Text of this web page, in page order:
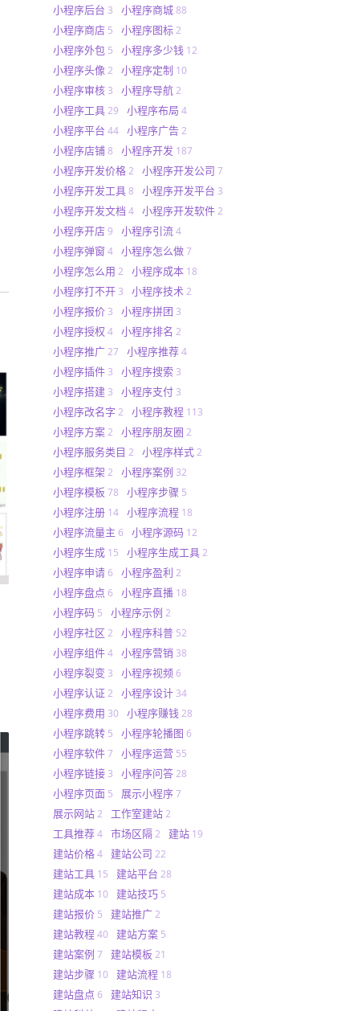
小程序后台 3 小程序商城 88
小程序商店 5 小程序图标 2
小程序外包 5 小程序多少钱 12
小程序头像 2 小程序定制 10
小程序审核 3 小程序导航 2
小程序工具 29 小程序布局 4
小程序平台 44 小程序广告 2
小程序店铺 8 小程序开发 187
小程序开发价格 2 小程序开发公司 7
小程序开发工具 8 小程序开发平台 3
小程序开发文档 4 小程序开发软件 2
小程序开店 9 小程序引流 4
小程序弹窗 4 小程序怎么做 7
小程序怎么用 2 小程序成本 18
小程序打不开 3 小程序技术 2
小程序报价 3 小程序拼团 3
小程序授权 4 小程序排名 2
小程序推广 27 小程序推荐 4
小程序插件 3 小程序搜索 3
小程序搭建 3 小程序支付 3
小程序改名字 2 小程序教程 113
小程序方案 2 小程序朋友圈 2
小程序服务类目 2 小程序样式 2
小程序框架 2 小程序案例 32
小程序模板 78 小程序步骤 5
小程序注册 14 小程序流程 18
小程序流量主 6 小程序源码 12
小程序生成 15 小程序生成工具 2
小程序申请 6 小程序盈利 2
小程序盘点 6 小程序直播 18
小程序码 5 小程序示例 2
小程序社区 2 小程序科普 52
小程序组件 4 小程序营销 38
小程序裂变 3 小程序视频 6
小程序认证 2 小程序设计 34
小程序费用 30 小程序赚钱 28
小程序跳转 5 小程序轮播图 6
小程序软件 7 小程序运营 55
小程序链接 3 小程序问答 28
小程序页面 5 展示小程序 7
展示网站 2 工作室建站 2
工具推荐 4 市场区隔 2 建站 19
建站价格 4 建站公司 22
建站工具 15 建站平台 28
建站成本 10 建站技巧 5
建站报价 5 建站推广 2
建站教程 40 建站方案 5
建站案例 7 建站模板 21
建站步骤 10 建站流程 18
建站盘点 6 建站知识 3